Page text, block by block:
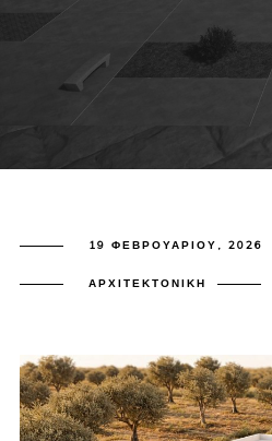
19 ΦΕΒΡΟΥΑΡΊΟΥ, 2026
ΑΡΧΙΤΕΚΤΟΝΙΚΉ